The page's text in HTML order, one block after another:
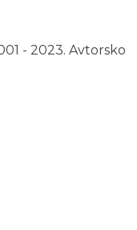
- 2023. Avtorsko